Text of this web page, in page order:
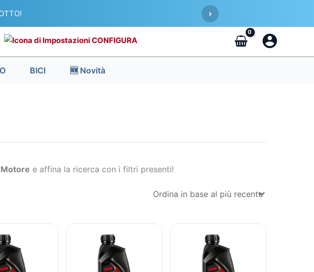
›
CONFIGURA
BICI 🆕 Novità
e affina la ricerca con i filtri presenti!
originale
era:
€22,94.
originale
era:
€20,50.
originale
era:
€27,33.